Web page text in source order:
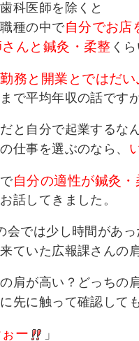
科医師を除くと
種の中で自分でお店
さんと鍼灸・柔整 く
勤務と開業とではだ
まで平均年収の話ですが
と自分で起業するな
仕事を選ぶのなら、
自分の適性が鍼灸・
話してきました。
会では少し時間があっ
ていた広報課さんの
肩が高い？どっちの
先に触って確認して
ー
」